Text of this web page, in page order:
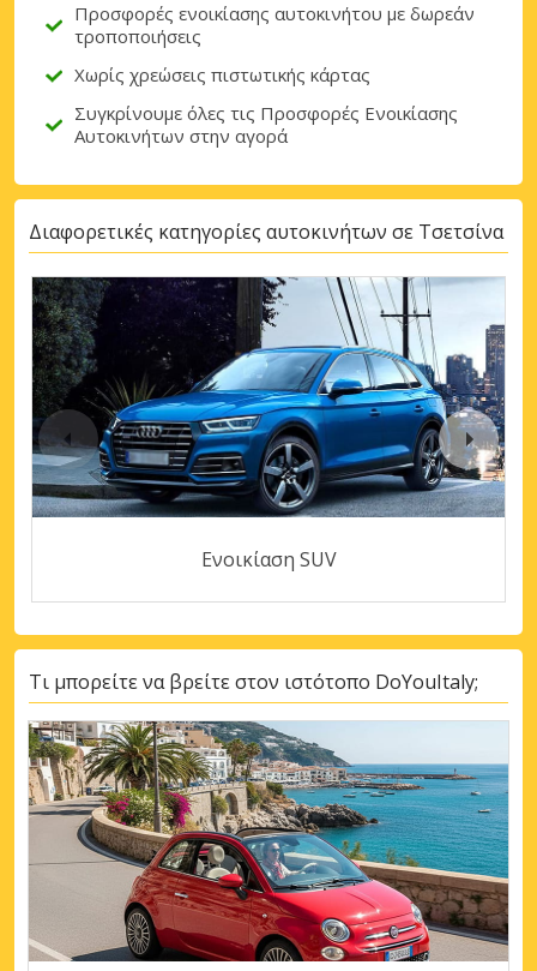
Προσφορές ενοικίασης αυτοκινήτου με δωρεάν
τροποποιήσεις
Χωρίς χρεώσεις πιστωτικής κάρτας
Συγκρίνουμε όλες τις Προσφορές Ενοικίασης
Αυτοκινήτων στην αγορά
Διαφορετικές κατηγορίες αυτοκινήτων σε Τσετσίνα
Ενοικίαση SUV
Τι μπορείτε να βρείτε στον ιστότοπο DoYouItaly;